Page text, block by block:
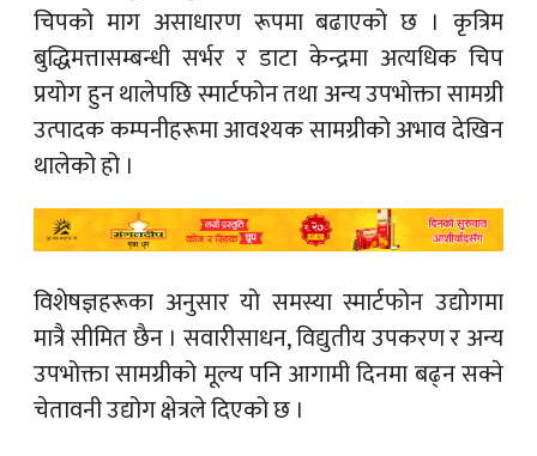
चिपको माग असाधारण रूपमा बढाएको छ । कृत्रिम
बुद्धिमत्तासम्बन्धी सर्भर र डाटा केन्द्रमा अत्यधिक चिप
प्रयोग हुन थालेपछि स्मार्टफोन तथा अन्य उपभोक्ता सामग्री
उत्पादक कम्पनीहरूमा आवश्यक सामग्रीको अभाव देखिन
थालेको हो ।
विशेषज्ञहरूका अनुसार यो समस्या स्मार्टफोन उद्योगमा
मात्रै सीमित छैन । सवारीसाधन, विद्युतीय उपकरण र अन्य
उपभोक्ता सामग्रीको मूल्य पनि आगामी दिनमा बढ्न सक्ने
चेतावनी उद्योग क्षेत्रले दिएको छ ।